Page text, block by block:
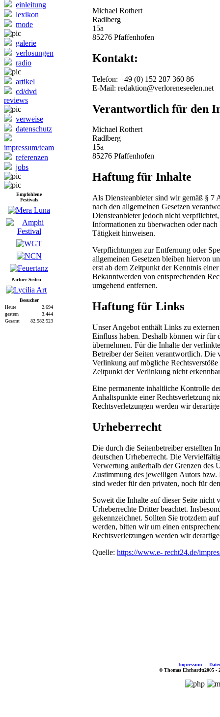
einleitung
lexikon
mode
galerie
verlosungen
radio
artikel
cd/dvd
reviews
verweise
datenschutz
impressum/team
referenzen
jobs
Empfohlene
Festivals
Partner Seiten
Besucher
Heute
2.694
gestern
3.444
Gesamt
82.582.523
Michael Rothert
Radlberg
15a
85276 Pfaffenhofen
Kontakt:
Telefon: +49 (0) 152 287 360 86
E-Mail: redaktion@verloreneseelen.net
Verantwortlich für den
Michael Rothert
Radlberg
15a
85276 Pfaffenhofen
Haftung für Inhalte
Als Diensteanbieter sind wir gemäß § 7
nach den allgemeinen Gesetzen
Diensteanbieter jedoch nicht
Informationen zu überwachen oder
Tätigkeit hinweisen.
Verpflichtungen zur Entfernung oder
allgemeinen Gesetzen bleiben hiervon
erst ab dem Zeitpunkt der Kenntnis
Bekanntwerden von entsprechenden
umgehend entfernen.
Haftung für Links
Unser Angebot enthält Links zu
Einfluss haben. Deshalb können wir für
übernehmen. Für die Inhalte der
Betreiber der Seiten verantwortlich. Die
Verlinkung auf mögliche
Zeitpunkt der Verlinkung nicht
Eine permanente inhaltliche Kontrolle
Anhaltspunkte einer Rechtsverletzung
Rechtsverletzungen werden wir
Urheberrecht
Die durch die Seitenbetreiber erstellten
deutschen Urheberrecht. Die
Verwertung außerhalb der Grenzen des
Zustimmung des jeweiligen Autors
sind weder für den privaten, noch für
Soweit die Inhalte auf dieser Seite nicht
Urheberrechte Dritter beachtet.
gekennzeichnet. Sollten Sie trotzdem
werden, bitten wir um einen
Rechtsverletzungen werden wir
Quelle: https://www.e- recht24.de/
Impressum -
© Thomas Ehrhardt(2005 -